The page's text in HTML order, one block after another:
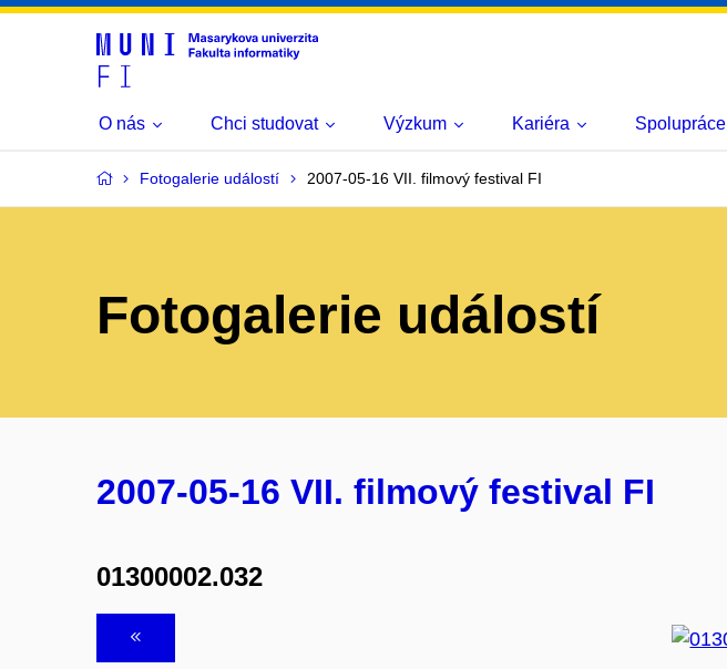
O nás Chci studovat Výzkum Kariéra Spolupráce
Fotogalerie událostí 2007-05-16 VII. filmový festival FI
Fotogalerie událostí
2007-05-16 VII. filmový festival FI
01300002.032